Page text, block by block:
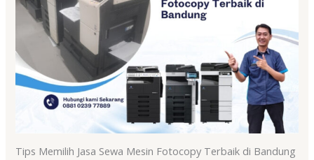
Tips Memilih Jasa Sewa Mesin Fotocopy Terbaik di Bandung